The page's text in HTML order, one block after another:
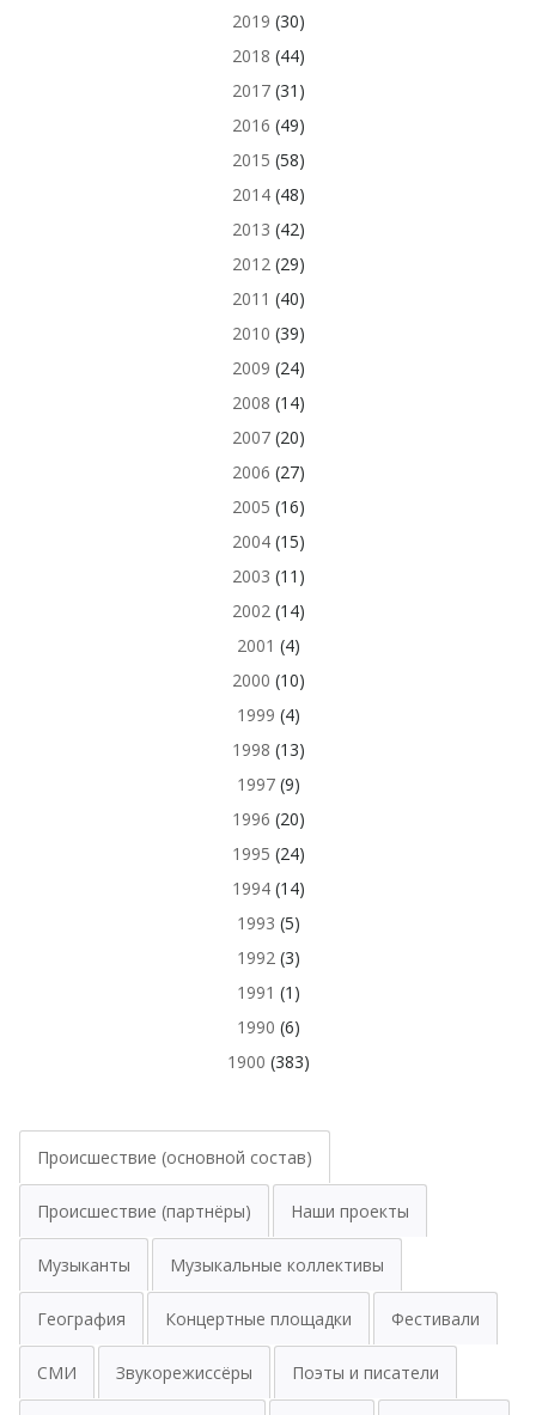
2019 (30)
2018 (44)
2017(31)
2016 (49)
2015 (58)
2014(48)
2013 (42)
2012(29)
2011 (40)
2010 (39)
2009 (24)
2008 (14)
2007(20)
2006 (27)
2005 (16)
2004(15)
2003 (11)
2002(14)
2001 (4)
2000 (10)
1999 (4)
1998 (13)
1997(9)
1996 (20)
1995 (24)
1994(14)
1993 (5)
1992(3)
1991 (1)
1990 (6)
1900 (383)
Происшествие (основной состав)
Происшествие (партнёры) Наши проекты
Музыканты Музыкальные коллективы
География Концертные площадки Фестивали
СМИ Звукорежиссёры Поэты и писатели